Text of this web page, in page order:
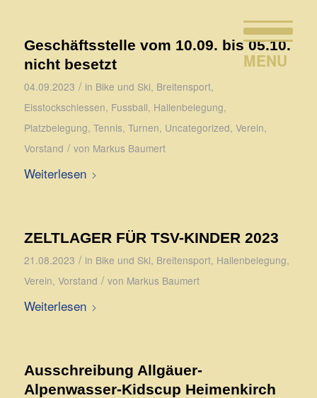
Geschäftsstelle vom 10.09. bis 05.10.
nicht besetzt
04.09.2023 / in Bike und Ski, Breitensport,
Eisstockschiessen, Fussball, Hallenbelegung,
Platzbelegung, Tennis, Turnen, Uncategorized, Verein,
Vorstand / von Markus Baumert
Weiterlesen
ZELTLAGER FÜR TSV-KINDER 2023
21.08.2023 / in Bike und Ski, Breitensport, Hallenbelegung,
Verein, Vorstand / von Markus Baumert
Weiterlesen
Ausschreibung Allgäuer-
Alpenwasser-Kidscup Heimenkirch